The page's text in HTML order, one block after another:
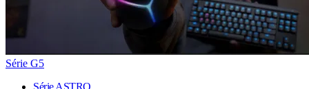
Série G5
Série ASTRO